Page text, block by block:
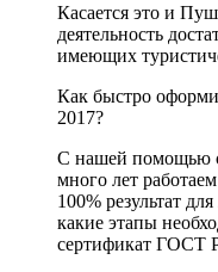
Касается это и
деятельность
имеющих
Как быстро
2017?
С нашей помощью
много лет
100% результат
какие этапы
сертификат ГОСТ